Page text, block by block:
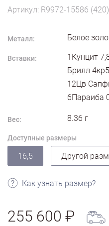
Артикул: R9972-15586 (420)
Металл: Белое
Вставки:
1Кунцит
Брилл
12Цв
6Параиба
Вес: 8.36 г
Доступные размеры
16,5 Другой
Как узнать размер?
255 600